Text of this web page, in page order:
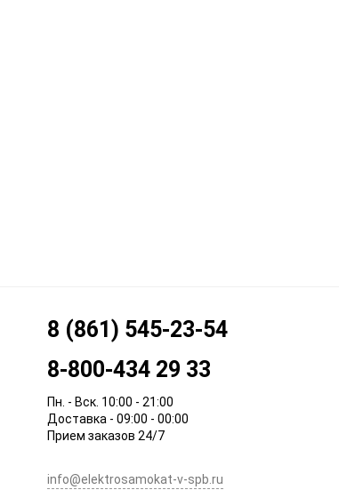
8 (861) 545-23-54
8-800-434 29 33
Пн. - Вск. 10:00 - 21:00
Доставка - 09:00 - 00:00
Прием заказов 24/7
info@elektrosamokat-v-spb.ru